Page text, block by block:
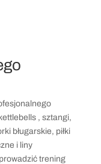
, sztangi,
bługarskie, piłki
i liny
trening